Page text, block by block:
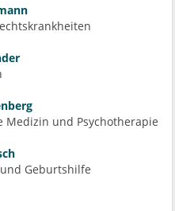
Medizin und Psychotherapie
Geburtshilfe